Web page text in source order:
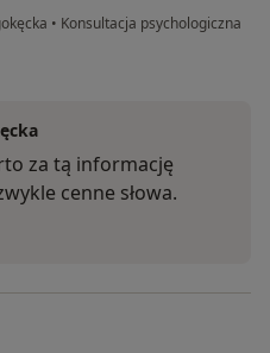
• Konsultacja psychologiczna
za tą informację
cenne słowa.